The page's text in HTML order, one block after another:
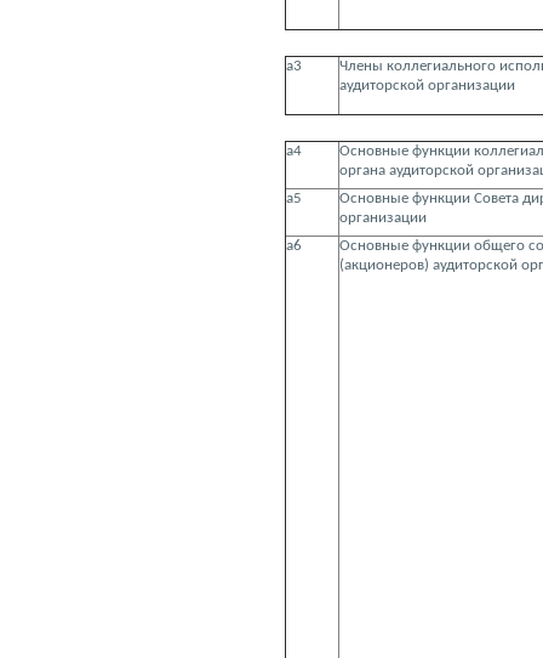
а3
Члены коллегиального
аудиторской организации
а4
Основные функции
органа аудиторской
а5
Основные функции Совета
организации
а6
Основные функции общего
(акционеров) аудиторской